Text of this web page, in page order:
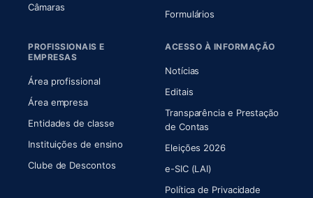
Câmaras(abre em nova aba)
Formulários
PROFISSIONAIS E
EMPRESAS
Área profissional
Área empresa
Entidades de classe
Instituições de ensino
Clube de Descontos
ACESSO À INFORMAÇÃO
Notícias
Editais
Transparência e Prestação
de Contas
Eleições 2026
e-SIC (LAI)
Política de Privacidade